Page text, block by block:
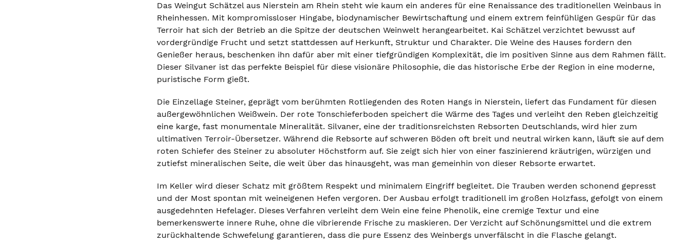
Das Weingut Schätzel aus Nierstein am Rhein steht wie kaum ein anderes für eine Renaissance des traditionellen Weinbaus in
Rheinhessen. Mit kompromissloser Hingabe, biodynamischer Bewirtschaftung und einem extrem feinfühligen Gespür für das
Terroir hat sich der Betrieb an die Spitze der deutschen Weinwelt herangearbeitet. Kai Schätzel verzichtet bewusst auf
vordergründige Frucht und setzt stattdessen auf Herkunft, Struktur und Charakter. Die Weine des Hauses fordern den
Genießer heraus, beschenken ihn dafür aber mit einer tiefgründigen Komplexität, die im positiven Sinne aus dem Rahmen fällt.
Dieser Silvaner ist das perfekte Beispiel für diese visionäre Philosophie, die das historische Erbe der Region in eine moderne,
puristische Form gießt.
Die Einzellage Steiner, geprägt vom berühmten Rotliegenden des Roten Hangs in Nierstein, liefert das Fundament für diesen
außergewöhnlichen Weißwein. Der rote Tonschieferboden speichert die Wärme des Tages und verleiht den Reben gleichzeitig
eine karge, fast monumentale Mineralität. Silvaner, eine der traditionsreichsten Rebsorten Deutschlands, wird hier zum
ultimativen Terroir-Übersetzer. Während die Rebsorte auf schweren Böden oft breit und neutral wirken kann, läuft sie auf dem
roten Schiefer des Steiner zu absoluter Höchstform auf. Sie zeigt sich hier von einer faszinierend kräutrigen, würzigen und
zutiefst mineralischen Seite, die weit über das hinausgeht, was man gemeinhin von dieser Rebsorte erwartet.
Im Keller wird dieser Schatz mit größtem Respekt und minimalem Eingriff begleitet. Die Trauben werden schonend gepresst
und der Most spontan mit weineigenen Hefen vergoren. Der Ausbau erfolgt traditionell im großen Holzfass, gefolgt von einem
ausgedehnten Hefelager. Dieses Verfahren verleiht dem Wein eine feine Phenolik, eine cremige Textur und eine
bemerkenswerte innere Ruhe, ohne die vibrierende Frische zu maskieren. Der Verzicht auf Schönungsmittel und die extrem
zurückhaltende Schwefelung garantieren, dass die pure Essenz des Weinbergs unverfälscht in die Flasche gelangt.